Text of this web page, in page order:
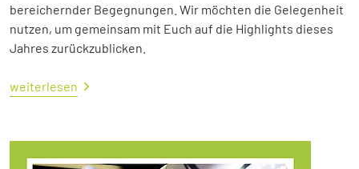
bereichernder Begegnungen. Wir möchten die Gelegenheit
nutzen, um gemeinsam mit Euch auf die Highlights dieses
Jahres zurückzublicken.
weiterlesen